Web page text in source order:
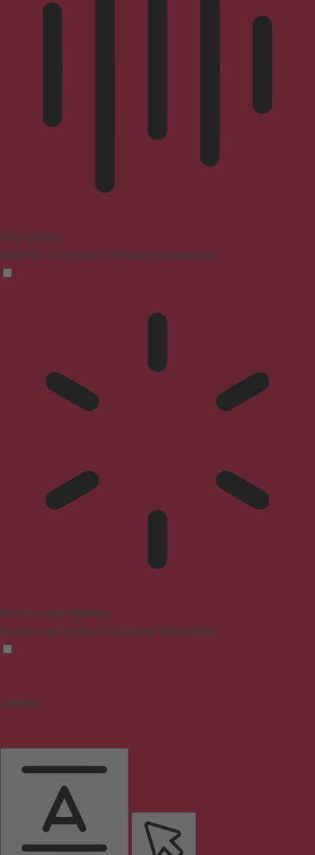
Mode aveugle
Réduit les distractions, améliore la concentration
Mode sûr pour l'épilepsie
Assombrit les couleurs et arrête le clignotement
Contenu